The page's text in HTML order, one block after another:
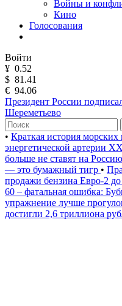
Войны и
Кино
Голосования
Войти
¥ 0.52
$ 81.41
€ 94.06
Президент России
Шереметьево
• Краткая история
энергетической артерии
больше не ставят на Россию
— это бумажный тигр •
продажи бензина Евро-2
60 – фатальная ошибка:
упражнение лучше
достигли 2,6 триллиона